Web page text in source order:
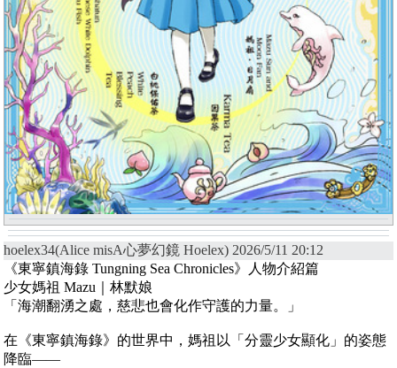
hoelex34(Alice misA心夢幻鏡 Hoelex) 2026/5/11 20:12
《東寧鎮海錄 Tungning Sea Chronicles》人物介紹篇
少女媽祖 Mazu｜林默娘
「海潮翻湧之處，慈悲也會化作守護的力量。」
在《東寧鎮海錄》的世界中，媽祖以「分靈少女顯化」的姿態
降臨——